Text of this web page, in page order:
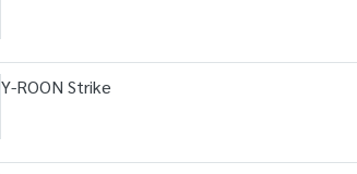
Y-ROON Strike